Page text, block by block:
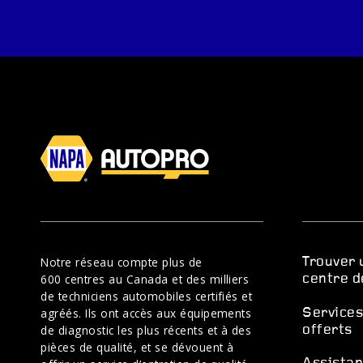
Notre réseau compte plus de
600 centres au Canada et des milliers
de techniciens automobiles certifiés et
agréés. Ils ont accès aux équipements
de diagnostic les plus récents et à des
pièces de qualité, et se dévouent à
Trouver
centre
Services
offerts